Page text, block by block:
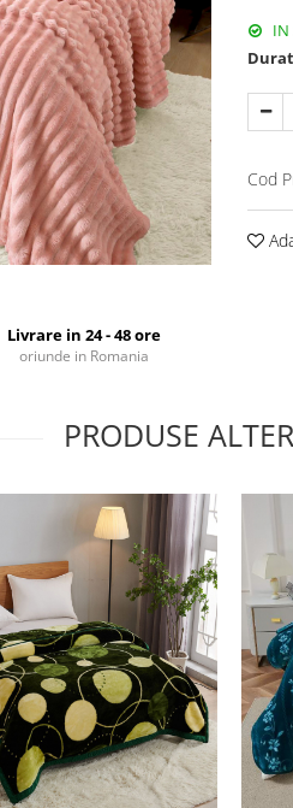
IN
Cod
Livrare in 24 - 48 ore
oriunde in Romania
PRODUSE